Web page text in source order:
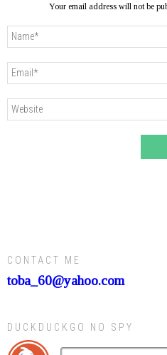
Your email address will not be
CONTACT ME
toba_60@yahoo.com
DUCKDUCKGO NO SPY